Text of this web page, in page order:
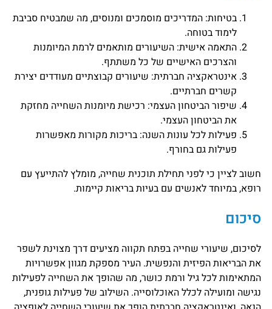
בטיחות: המדריכים מוסמכים ומנוסים, מה שמבטיח סביבת
לימוד בטוחה.
התאמה אישית: השיעורים מותאמים לרמת המיומנות
והצרכים האישיים של כל משתתף.
אינטראקציה חברתית: שיעורים קבוצתיים מעודדים יצירת
קשרים חברתיים.
שיפור הביטחון העצמי: רכישת מיומנות השחייה מחזקת
את הביטחון העצמי.
פעילות לכל עונות השנה: בריכות מקורות מאפשרות
פעילות גם בחורף.
חשוב לציין כי לפני תחילת תוכנית שחייה, מומלץ להתייעץ עם
רופא, במיוחד לאנשים עם בעיות בריאות קיימות.
סיכום
לסיכום, שיעורי שחייה בפתח תקווה מציעים דרך מצוינת לשפר
את הבריאות הפיזית והנפשית. העיר מספקת מגוון אפשרויות
המתאימות לכל גיל ורמת כושר, מה שהופך את השחייה לפעילות
נגישה ומועילה לכלל האוכלוסייה. השילוב של פעילות גופנית,